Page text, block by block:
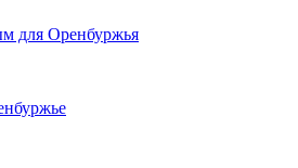
для Оренбуржья